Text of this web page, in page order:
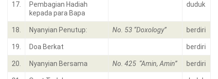
17.
Pembagian Hadiah
kepada para Bapa
duduk
18. Nyanyian Penutup: No. 53 “Doxology” berdiri
19. Doa Berkat berdiri
20. Nyanyian Bersama No. 425 “Amin, Amin” berdiri